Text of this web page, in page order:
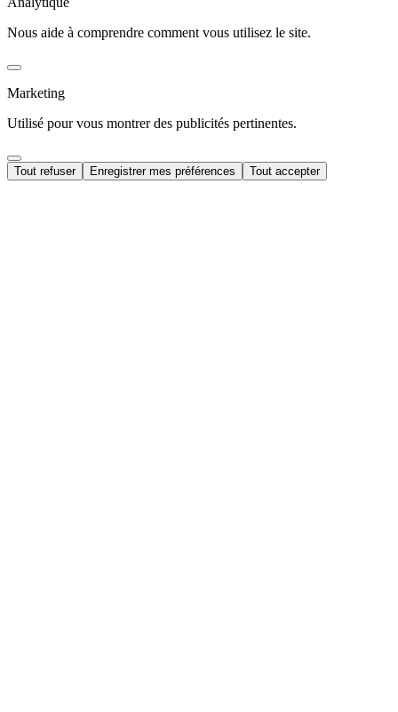
Nous aide à comprendre comment vous utilisez le site.
Marketing
Utilisé pour vous montrer des publicités pertinentes.
Tout refuser Enregistrer mes préférences Tout accepter